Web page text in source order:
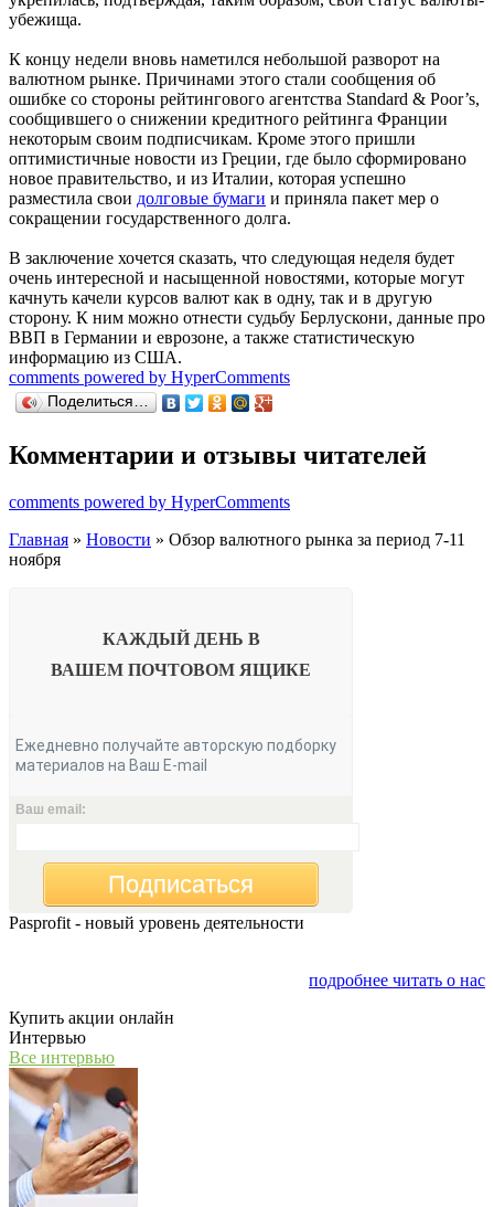
убежища.
К концу недели вновь наметился небольшой разворот на
валютном рынке. Причинами этого стали сообщения об
ошибке со стороны рейтингового агентства Standard & Poor’s,
сообщившего о снижении кредитного рейтинга Франции
некоторым своим подписчикам. Кроме этого пришли
оптимистичные новости из Греции, где было сформировано
новое правительство, и из Италии, которая успешно
разместила свои долговые бумаги и приняла пакет мер о
сокращении государственного долга.
В заключение хочется сказать, что следующая неделя будет
очень интересной и насыщенной новостями, которые могут
качнуть качели курсов валют как в одну, так и в другую
сторону. К ним можно отнести судьбу Берлускони, данные про
ВВП в Германии и еврозоне, а также статистическую
информацию из США.
comments powered by HyperComments
Поделиться…
Комментарии и отзывы читателей
comments powered by HyperComments
Главная » Новости » Обзор валютного рынка за период 7-11
ноября
КАЖДЫЙ ДЕНЬ В
ВАШЕМ ПОЧТОВОМ ЯЩИКЕ
Ежедневно получайте авторскую подборку
материалов на Ваш E-mail
Ваш email:
Подписаться
Pasprofit - новый уровень деятельности
подробнее читать о нас
Купить акции онлайн
Интервью
Все интервью